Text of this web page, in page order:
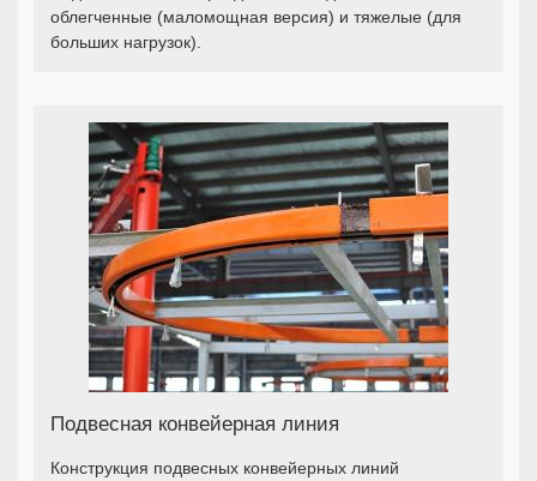
облегченные (маломощная версия) и тяжелые (для
больших нагрузок).
Подвесная конвейерная линия
Конструкция подвесных конвейерных линий